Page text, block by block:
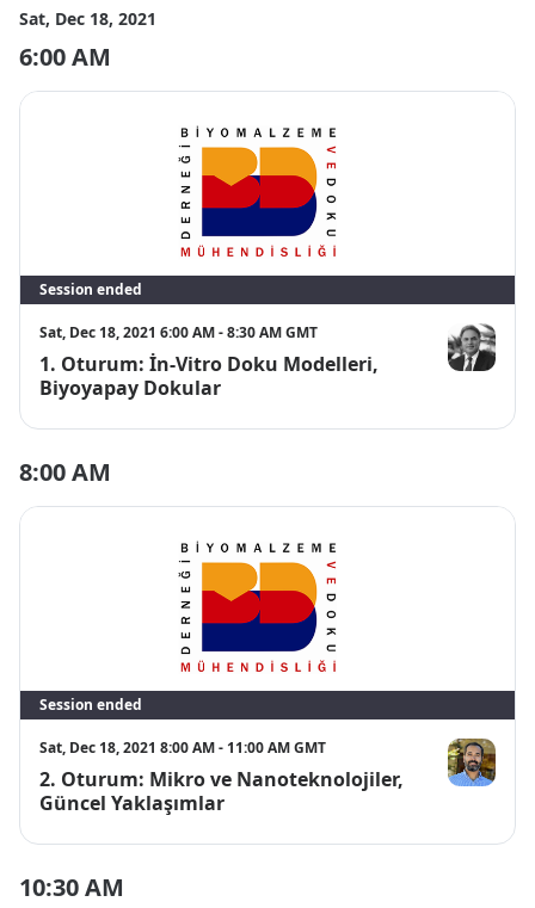
Sat, Dec 18, 2021
6:00 AM
Session ended
Sat, Dec 18, 2021 6:00 AM - 8:30 AM GMT
1. Oturum: İn-Vitro Doku Modelleri,
Biyoyapay Dokular
Y. Murat
8:00 AM
Session ended
Sat, Dec 18, 2021 8:00 AM - 11:00 AM GMT
2. Oturum: Mikro ve Nanoteknolojiler,
Güncel Yaklaşımlar
Fatih İNCİ
10:30 AM